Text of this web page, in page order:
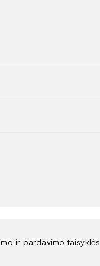
ir pardavimo taisyklės